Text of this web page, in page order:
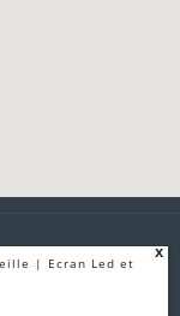
| Ecran Led et
x